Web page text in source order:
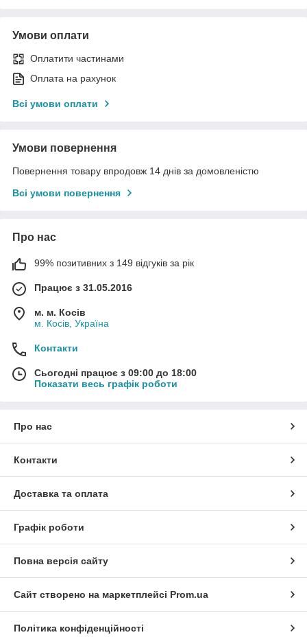
Умови оплати
Оплатити частинами
Оплата на рахунок
Всі умови оплати
Умови повернення
Повернення товару впродовж 14 днів за домовленістю
Всі умови повернення
Про нас
99% позитивних з 149 відгуків за рік
Працює з 31.05.2016
м. м. Косів
м. Косів, Україна
Контакти
Сьогодні працює з 09:00 до 18:00
Показати весь графік роботи
Про нас
Контакти
Доставка та оплата
Графік роботи
Повна версія сайту
Сайт створено на маркетплейсі Prom.ua
Політика конфіденційності